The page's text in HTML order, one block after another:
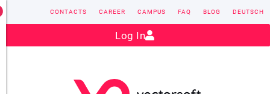
Contact: sales@vectorsoft.de
CONTACTS CAREER CAMPUS FAQ BLOG DEUTSCH
Log In